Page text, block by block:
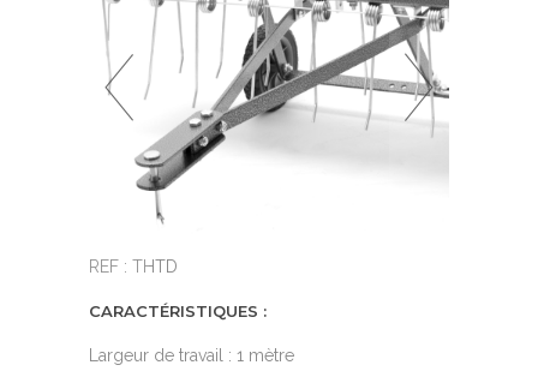
REF : THTD
REF : THTD
CARACTÉRISTIQUES :
Largeur de travail : 1 mètre